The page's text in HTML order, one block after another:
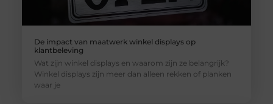
De impact van maatwerk winkel displays op
klantbeleving
Wat zijn winkel displays en waarom zijn ze belangrijk?
Winkel displays zijn meer dan alleen rekken of planken
waar je